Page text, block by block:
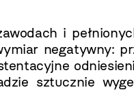
i
negatywny:
sztucznie